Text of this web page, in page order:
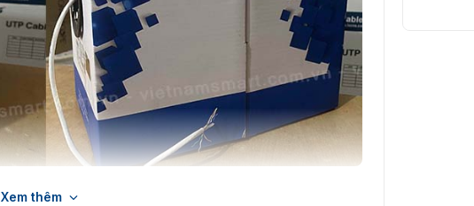
dụng Hikvision DS-1LN6-UE-W
Xem thêm